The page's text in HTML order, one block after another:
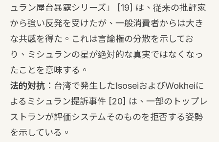
ュラン屋台暴露シリーズ」
[19] は、従来の批評家
から強い反発を受けたが、一般消費者からは大き
な共感を得た。これは言論権の分散を示してお
り、ミシュランの星が絶対的な真実ではなくなっ
たことを意味する。
法的対抗 ：台湾で発生したIsoseiおよびWokheiに
よるミシュラン提訴事件 [20] は、一部のトップレ
ストランが評価システムそのものを拒否する姿勢
を示している。